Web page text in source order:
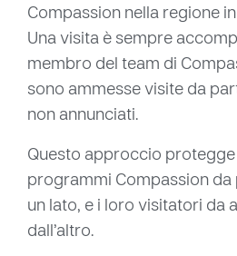
Compassion nella regione
Una visita è sempre
membro del team di
sono ammesse visite da
non annunciati.
Questo approccio protegge
programmi Compassion da
un lato, e i loro visitatori da
dall’altro.